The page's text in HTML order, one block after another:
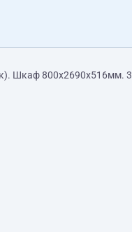
Шкаф 800х2690х516мм.